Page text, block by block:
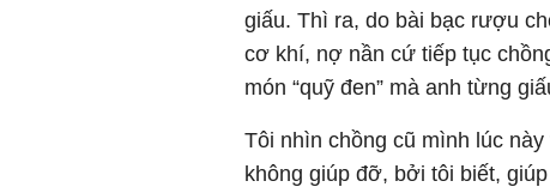
giấu. Thì ra, do bài bạc rượu
cơ khí, nợ nần cứ tiếp tục
món “quỹ đen” mà anh từng
Tôi nhìn chồng cũ mình lúc
không giúp đỡ, bởi tôi biết,